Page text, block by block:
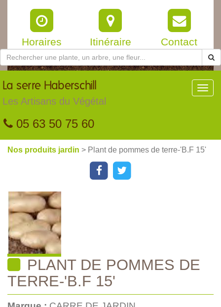
Horaires Itinéraire Contact
La serre Haberschill
Les Artisans du Végétal
05 63 50 75 60
Nos produits jardin > Plant de pommes de terre-'B.F 15'
PLANT DE POMMES DE
TERRE-'B.F 15'